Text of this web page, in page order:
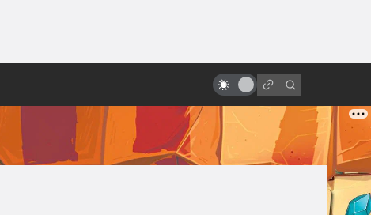
фильмов ужасов из Индонезии